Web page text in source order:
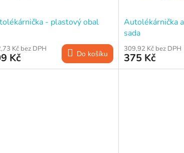
- plastový obal
Kč bez DPH
Kč Do košíku
Autolékárnička
sada
309,92 Kč bez DPH
375 Kč